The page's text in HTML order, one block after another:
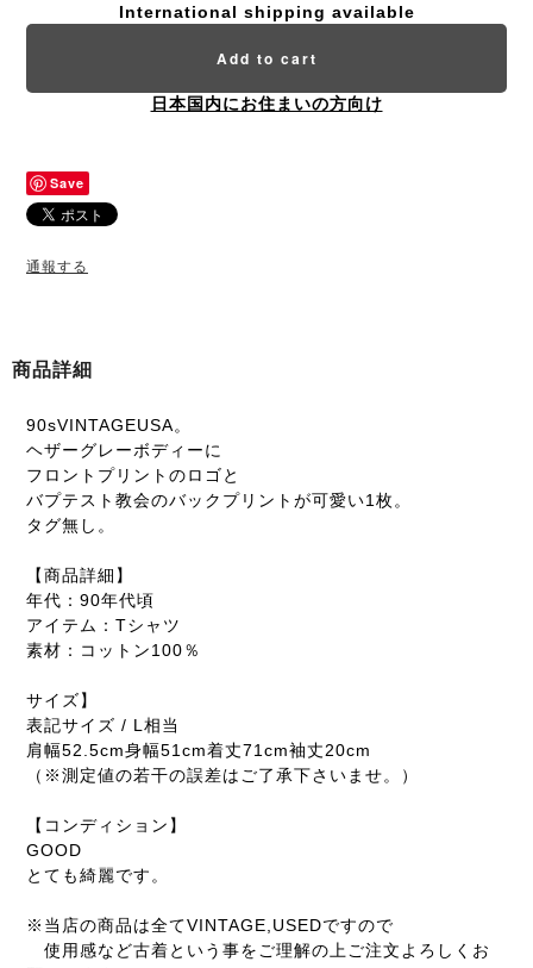
International shipping available
Add to cart
日本国内にお住まいの方向け
Save
通報する
商品詳細
90sVINTAGEUSA。
ヘザーグレーボディーに
フロントプリントのロゴと
バプテスト教会のバックプリントが可愛い1枚。
タグ無し。
【商品詳細】
年代：90年代頃
アイテム：Tシャツ
素材：コットン100％
サイズ】
表記サイズ / L相当
肩幅52.5cm身幅51cm着丈71cm袖丈20cm
（※測定値の若干の誤差はご了承下さいませ。）
【コンディション】
GOOD
とても綺麗です。
※当店の商品は全てVINTAGE,USEDですので
使用感など古着という事をご理解の上ご注文よろしくお